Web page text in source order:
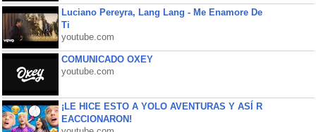
Luciano Pereyra, Lang Lang - Me Enamore De
Ti
youtube.com
COMUNICADO OXEY
youtube.com
¡LE HICE ESTO A YOLO AVENTURAS Y ASÍ R
EACCIONARON!